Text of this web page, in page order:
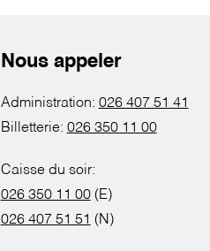
Nous appeler
Administration: 026 407 51 41
Billetterie: 026 350 11 00
Caisse du soir:
026 350 11 00(E)
026 407 51 51 (N)